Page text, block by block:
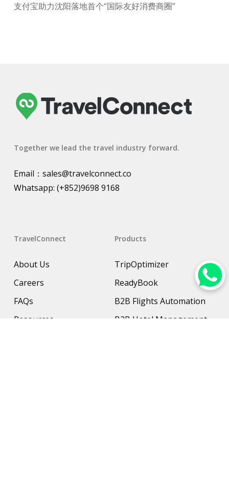
支付宝助力沈阳落地首个“国际友好消费商圈”
Together we lead the travel industry forward.
Email： sales@travelconnect.co
Whatsapp: (+852)9698 9168
TravelConnect
About Us
Careers
FAQs
Resources
Products
TripOptimizer
ReadyBook
B2B Flights Automation
B2B Hotel Management